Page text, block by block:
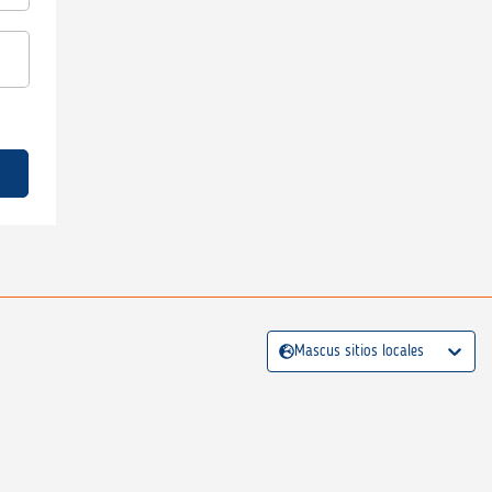
Mascus sitios locales